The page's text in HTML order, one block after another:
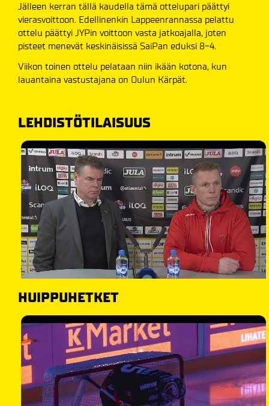
Jälleen kerran tällä kaudella tämä ottelupari päättyi
vierasvoittoon. Edellinenkin Lappeenrannassa pelattu
ottelu päättyi JYPin voittoon vasta jatkoajalla, joten
pisteet menevät keskinäisissä SaiPan eduksi 8-4.
Viikon toinen ottelu pelataan niin ikään kotona, kun
lauantaina vastustajana on Oulun Kärpät.
LEHDISTÖTILAISUUS
HUIPPUHETKET